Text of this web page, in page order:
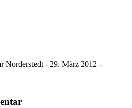
Norderstedt - 29. März 2012 -